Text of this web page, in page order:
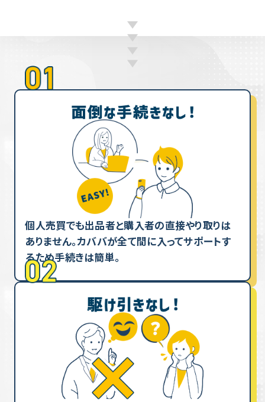
個人売買でも出品者と購入者の直接やり取りは
ありません。カババが全て間に入ってサポートす
るため手続きは簡単。